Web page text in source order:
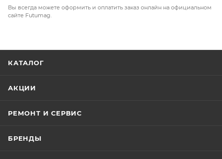
Вы всегда можете оформить и оплатить заказ онлайн на официальном
сайте Futumag.
КАТАЛОГ
АКЦИИ
РЕМОНТ И СЕРВИС
БРЕНДЫ